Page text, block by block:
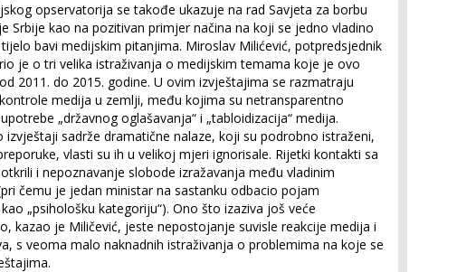
opservatorija se takođe ukazuje na rad Savjeta za borbu
Srbije kao na pozitivan primjer načina na koji se jedno vladino
bavi medijskim pitanjima. Miroslav Milićević, potpredsjednik
je o tri velika istraživanja o medijskim temama koje je ovo
2011. do 2015. godine. U ovim izvještajima se razmatraju
medija u zemlji, među kojima su netransparentno
„državnog oglašavanja“ i „tabloidizacija“ medija.
izvještaji sadrže dramatične nalaze, koji su podrobno istraženi,
vlasti su ih u velikoj mjeri ignorisale. Rijetki kontakti sa
i nepoznavanje slobode izražavanja među vladinim
čemu je jedan ministar na sastanku odbacio pojam
„psihološku kategoriju“). Ono što izaziva još veće
kazao je Miličević, jeste nepostojanje suvisle reakcije medija i
s veoma malo naknadnih istraživanja o problemima na koje se